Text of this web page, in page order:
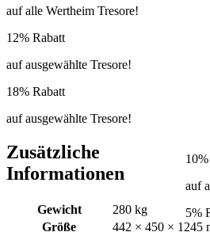
auf alle Wertheim Tresore!
12% Rabatt
auf ausgewählte Tresore!
18% Rabatt
auf ausgewählte Tresore!
Zusätzliche
Informationen
Gewicht
280 kg
Größe
442 × 450 × 1245
auf
5%